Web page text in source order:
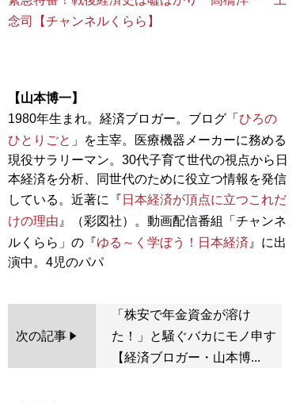
念司【チャンネルくらら】
【山本博一】
1980年生まれ。経済ブロガー。ブログ「 ひろの
ひとりごと 」を主宰。医療機器メーカーに務める
現役サラリーマン。30代子育て世代の視点から日
本経済を分析、同世代のために役立つ情報を発信
している。近著に『 日本経済が頂点に立つこれだ
けの理由 』（彩図社）。動画配信番組「チャンネ
ルくらら」の『ゆる～く学ぼう！日本経済 』に出
次の記事
「株安で年金資金が溶け
た！」と騒ぐバカにモノ申す
【経済ブロガー・山本博...